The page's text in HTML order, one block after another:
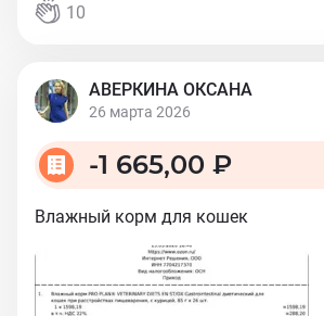
10
АВЕРКИНА ОКСАНА
26 марта 2026
-1 665,00 ₽
Влажный корм для кошек